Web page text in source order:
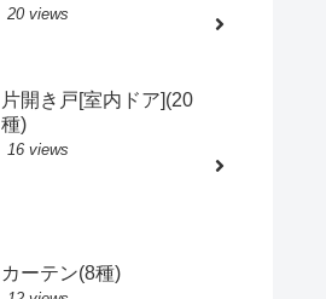
20 views
片開き戸[室内ドア](20
種)
16 views
カーテン(8種)